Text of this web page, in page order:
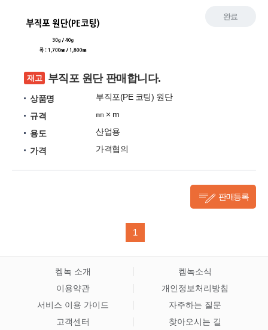
재고 부직포 원단 판매합니다.
상품명
부직포(PE 코팅) 원단
규격
㎜ × m
용도
산업용
가격
가격협의
완료
판매등록
1
켐녹 소개
켐녹소식
이용약관
개인정보처리방침
서비스 이용 가이드
자주하는 질문
고객센터
찾아오시는 길